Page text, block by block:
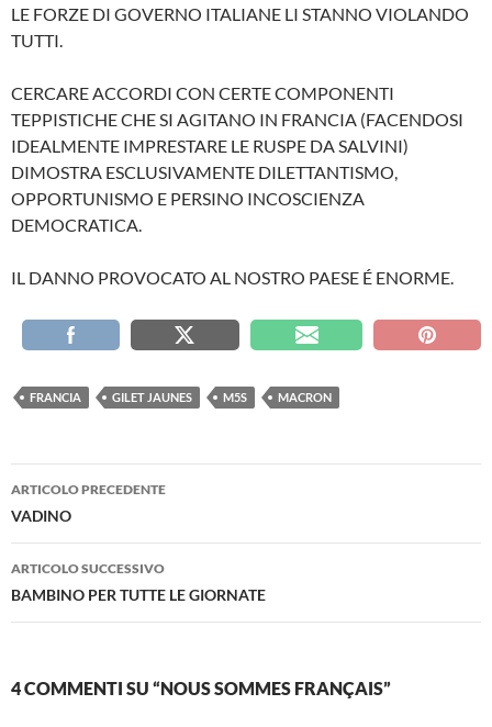
LE FORZE DI GOVERNO ITALIANE LI STANNO VIOLANDO
TUTTI.
CERCARE ACCORDI CON CERTE COMPONENTI
TEPPISTICHE CHE SI AGITANO IN FRANCIA (FACENDOSI
IDEALMENTE IMPRESTARE LE RUSPE DA SALVINI)
DIMOSTRA ESCLUSIVAMENTE DILETTANTISMO,
OPPORTUNISMO E PERSINO INCOSCIENZA
DEMOCRATICA.
IL DANNO PROVOCATO AL NOSTRO PAESE É ENORME.
FRANCIA GILET JAUNES M5S MACRON
Navigazione
articolo
ARTICOLO PRECEDENTE
VADINO
ARTICOLO SUCCESSIVO
BAMBINO PER TUTTE LE GIORNATE
4 COMMENTI SU “NOUS SOMMES FRANÇAIS”